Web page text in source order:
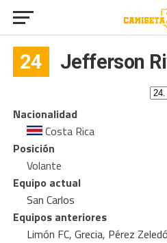
24 Jefferson
Nacionalidad
Costa Rica
Posición
Volante
Equipo actual
San Carlos
Equipos anteriores
Limón FC, Grecia, Pérez